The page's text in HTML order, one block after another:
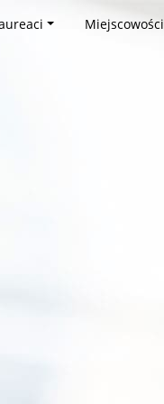
Miejscowości